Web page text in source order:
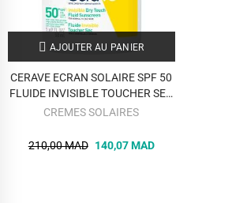
AJOUTER AU PANIER
CERAVE ECRAN SOLAIRE SPF 50
FLUIDE INVISIBLE TOUCHER SEC
50 ML
CREMES SOLAIRES
210,00 MAD 140,07 MAD